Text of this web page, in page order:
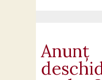
Anunț